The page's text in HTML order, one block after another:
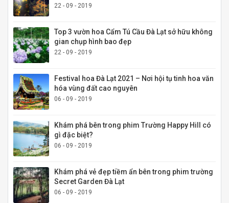
22 - 09 - 2019
Top 3 vườn hoa Cẩm Tú Cầu Đà Lạt sở hữu không
gian chụp hình bao đẹp
22 - 09 - 2019
Festival hoa Đà Lạt 2021 – Nơi hội tụ tinh hoa văn
hóa vùng đất cao nguyên
06 - 09 - 2019
Khám phá bên trong phim Trường Happy Hill có
gì đặc biệt?
06 - 09 - 2019
Khám phá vẻ đẹp tiềm ẩn bên trong phim trường
Secret Garden Đà Lạt
06 - 09 - 2019